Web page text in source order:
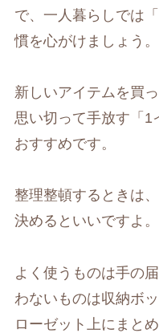
で、一人暮らしでは
慣を心がけましょう。
新しいアイテムを買
思い切って手放す「1
おすすめです。
整理整頓するときは
決めるといいですよ。
よく使うものは手の
わないものは収納ボ
ローゼット上にまと